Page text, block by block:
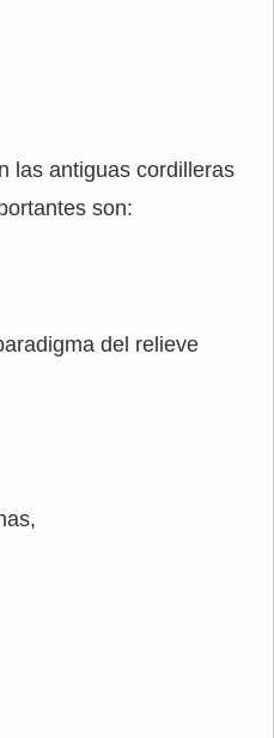
las antiguas cordilleras
son:
del relieve